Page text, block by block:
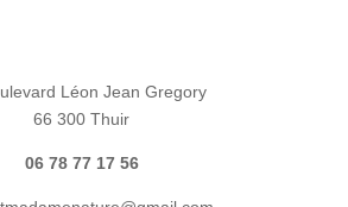
Léon Jean Gregory
66 300 Thuir
06 78 77 17 56